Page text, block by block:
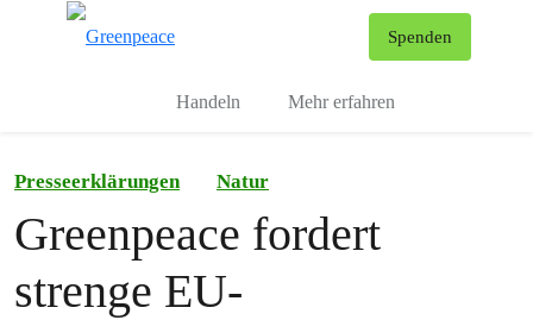
Spenden
Handeln Mehr erfahren
Presseerklärungen Natur
Greenpeace fordert
strenge EU-